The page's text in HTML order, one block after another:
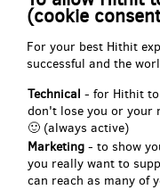
(cookie
For your best Hithit
successful and the
Technical - for Hithit
don't lose you or your
🙂 (always active)
Marketing - to show
you really want to
can reach as many of
Kniha - vše o nás
jméno na plachtě
Jak již bylo řečeno: naše
nás vědět přinejmenším